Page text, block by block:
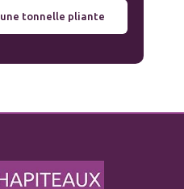
une tonnelle pliante